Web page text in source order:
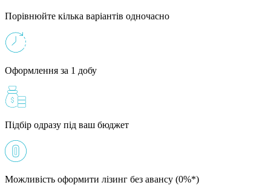
Порівнюйте кілька варіантів одночасно
Оформлення за 1 добу
Підбір одразу під ваш бюджет
Можливість оформити лізинг без авансу (0%*)